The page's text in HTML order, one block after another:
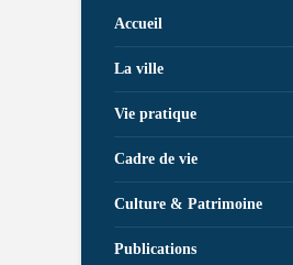
Accueil
La ville
Vie pratique
Cadre de vie
Culture & Patrimoine
Publications